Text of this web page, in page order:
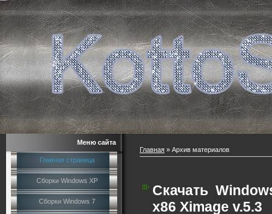
Меню сайта
Главная страница
Сборки Windows XP
Сборки Windows 7
Главная » Архив материалов
Скачать
x86 Ximage v.5.3